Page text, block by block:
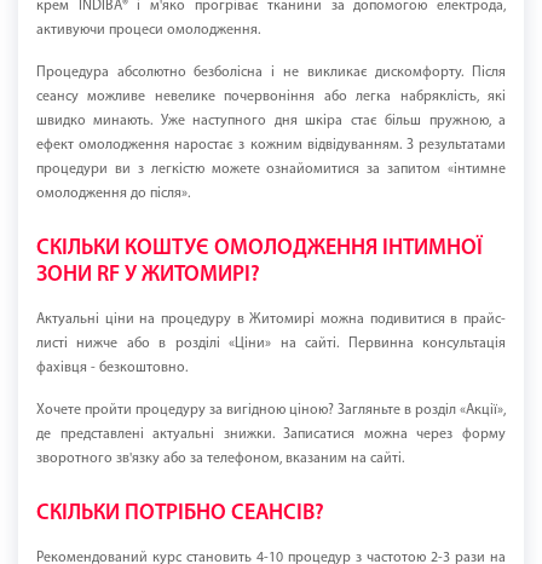
крем INDIBA® і м'яко прогріває тканини за допомогою електрода,
активуючи процеси омолодження.
Процедура абсолютно безболісна і не викликає дискомфорту. Після
сеансу можливе невелике почервоніння або легка набряклість, які
швидко минають. Уже наступного дня шкіра стає більш пружною, а
ефект омолодження наростає з кожним відвідуванням. З результатами
процедури ви з легкістю можете ознайомитися за запитом «інтимне
омолодження до після».
СКІЛЬКИ КОШТУЄ ОМОЛОДЖЕННЯ ІНТИМНОЇ
ЗОНИ RF У ЖИТОМИРІ?
Актуальні ціни на процедуру в Житомирі можна подивитися в прайс-
листі нижче або в розділі «Ціни» на сайті. Первинна консультація
фахівця - безкоштовно.
Хочете пройти процедуру за вигідною ціною? Загляньте в розділ «Акції»,
де представлені актуальні знижки. Записатися можна через форму
зворотного зв'язку або за телефоном, вказаним на сайті.
СКІЛЬКИ ПОТРІБНО СЕАНСІВ?
Рекомендований курс становить 4-10 процедур з частотою 2-3 рази на